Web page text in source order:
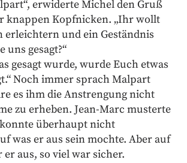
erwiderte Michel den Gruß
knappen Kopfnicken. „Ihr wollt
erleichtern und ein Geständnis
uns gesagt?“
gesagt wurde, wurde Euch etwas
Noch immer sprach Malpart
es ihm die Anstrengung nicht
zu erheben. Jean-Marc musterte
überhaupt nicht
was er aus sein mochte. Aber auf
aus, so viel war sicher.